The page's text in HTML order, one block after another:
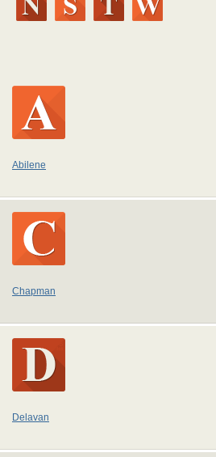
Abilene
Chapman
Delavan